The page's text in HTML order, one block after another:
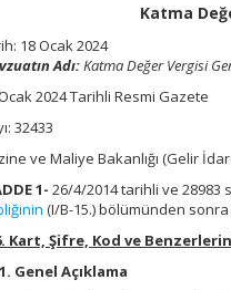
Katma
18 Ocak 2024
Adı:Katma Değer Vergisi
2024 Tarihli Resmi Gazete
32433
ve Maliye Bakanlığı (Gelir
1-26/4/2014 tarihli ve 28983
(I/B-15.) bölümünden
Kart, Şifre, Kod ve
Genel Açıklama